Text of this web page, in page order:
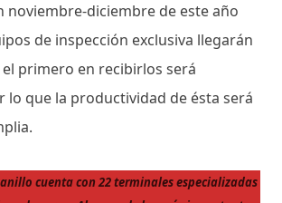
noviembre-diciembre de este año
de inspección exclusiva llegarán
primero en recibirlos será
lo que la productividad de ésta será
cuenta con 22 terminales especializadas